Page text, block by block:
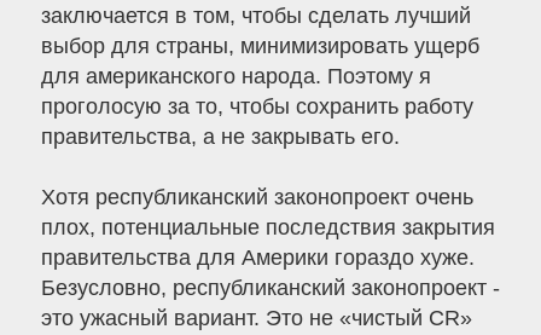
заключается в том, чтобы сделать лучший
выбор для страны, минимизировать ущерб
для американского народа. Поэтому я
проголосую за то, чтобы сохранить работу
правительства, а не закрывать его.
Хотя республиканский законопроект очень
плох, потенциальные последствия закрытия
правительства для Америки гораздо хуже.
Безусловно, республиканский законопроект -
это ужасный вариант. Это не «чистый CR»